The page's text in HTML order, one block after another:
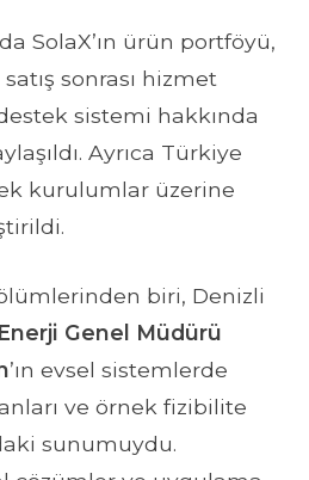
SolaX’ın ürün portföyü,
sonrası hizmet
sistemi hakkında
Ayrıca Türkiye
kurulumlar üzerine
biri, Denizli
Genel Müdürü
’ın evsel sistemlerde
ve örnek fizibilite
sunumuydu.